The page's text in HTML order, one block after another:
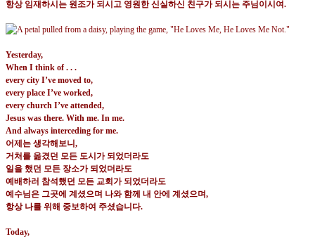
항상 임재하시는 원조가 되시고 영원한 신실하신 친구가 되시는 주님이시여.
Yesterday,
When I think of . . .
every city I’ve moved to,
every place I’ve worked,
every church I’ve attended,
Jesus was there. With me. In me.
And always interceding for me.
어제는 생각해보니 ,
거처를 옮겼던 모든 도시가 되었더라도
일을 했던 모든 장소가 되었더라도
예배하러 참석했던 모든 교회가 되었더라도
예수님은 그곳에 계셨으며 나와 함께 내 안에 계셨으며,
항상 나를 위해 중보하여 주셨습니다.
Today,